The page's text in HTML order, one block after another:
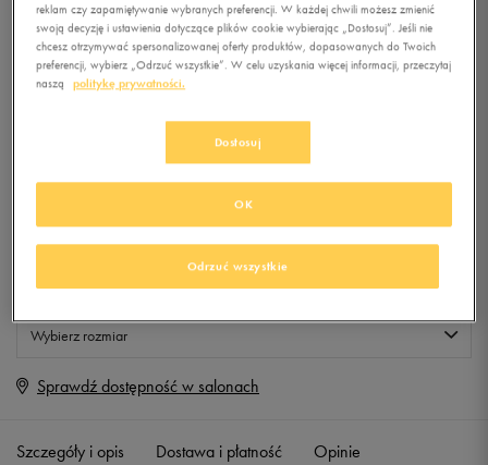
PUMA CZAPKA FLAT OUT
CAP
0.0(0)
Produkt niedostępny
Jeśli artykuł będzie ponownie dostępny, otrzymasz od nas powiadomienie.
Wybierz rozmiar
ONE SIZE Powiadom o dostępności
Sprawdź dostępność w salonach
Szczegóły i opis Dostawa i płatność Opinie
reklam czy zapamiętywanie wybranych preferencji. W każdej chwili możesz zmienić
swoją decyzję i ustawienia dotyczące plików cookie wybierając „Dostosuj”. Jeśli nie
chcesz otrzymywać spersonalizowanej oferty produktów, dopasowanych do Twoich
preferencji, wybierz „Odrzuć wszystkie”. W celu uzyskania więcej informacji, przeczytaj
naszą
politykę prywatności.
Dostosuj
Odrzuć wszystkie
OK